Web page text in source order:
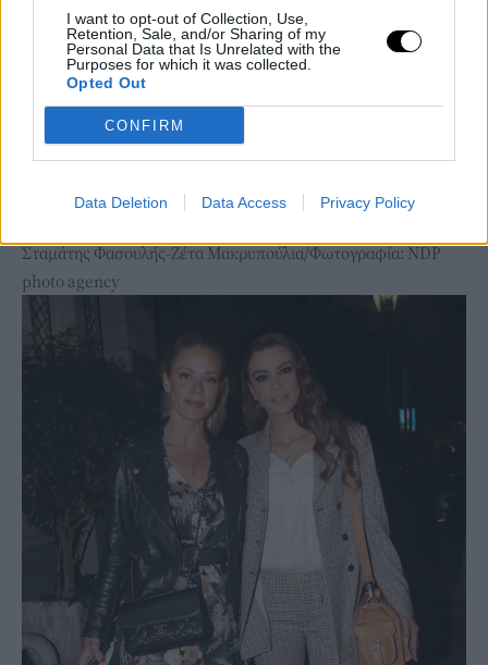
I want to opt-out of Collection, Use,
Retention, Sale, and/or Sharing of my
Personal Data that Is Unrelated with the
Purposes for which it was collected.
Opted Out
CONFIRM
Data Deletion Data Access Privacy Policy
Σταμάτης Φασουλής-Ζέτα Μακρυπούλια/Φωτογραφία: NDP
photo agency